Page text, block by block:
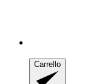
Carrello